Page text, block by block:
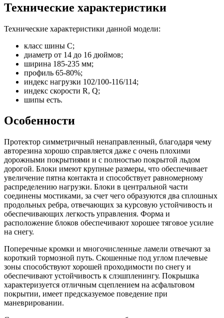
Технические характеристики
Технические характеристики данной модели:
класс шины C;
диаметр от 14 до 16 дюймов;
ширина 185-235 мм;
профиль 65-80%;
индекс нагрузки 102/100-116/114;
индекс скорости R, Q;
шипы есть.
Особенности
Протектор симметричный ненаправленный, благодаря чему
авторезина хорошо справляется даже с очень плохими
дорожными покрытиями и с полностью покрытой льдом
дорогой. Блоки имеют крупные размеры, что обеспечивает
увеличение пятна контакта и способствует равномерному
распределению нагрузки. Блоки в центральной части
соединены мостиками, за счет чего образуются два сплошных
продольных ребра, отвечающих за курсовую устойчивость и
обеспечивающих легкость управления. Форма и
расположение блоков обеспечивают хорошее тяговое усилие
на снегу.
Поперечные кромки и многочисленные ламели отвечают за
короткий тормозной путь. Скошенные под углом плечевые
зоны способствуют хорошей проходимости по снегу и
обеспечивают устойчивость к слэшпленингу. Покрышка
характеризуется отличным сцеплением на асфальтовом
покрытии, имеет предсказуемое поведение при
маневрировании.